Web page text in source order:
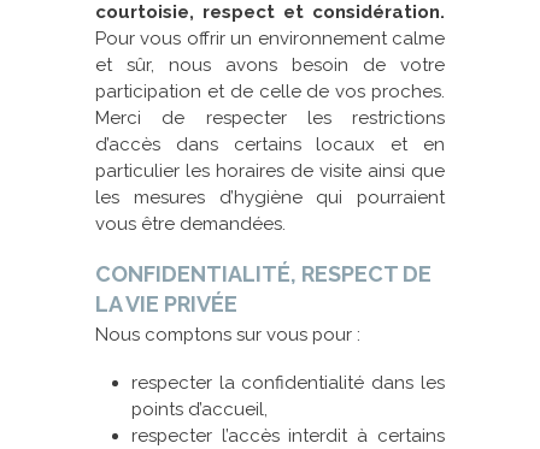
courtoisie, respect et considération.
Pour vous offrir un environnement calme
et sûr, nous avons besoin de votre
participation et de celle de vos proches.
Merci de respecter les restrictions
d’accès dans certains locaux et en
particulier les horaires de visite ainsi que
les mesures d’hygiène qui pourraient
vous être demandées.
CONFIDENTIALITÉ, RESPECT DE
LA VIE PRIVÉE
Nous comptons sur vous pour :
respecter la confidentialité dans les
points d’accueil,
respecter l’accès interdit à certains